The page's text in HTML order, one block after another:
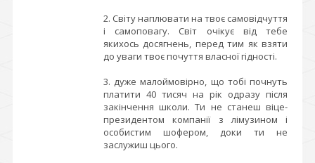
2. Світу наплювати на твоє самовідчуття
і самоповагу. Світ очікує від тебе
якихось досягнень, перед тим як взяти
до уваги твоє почуття власної гідності.
3. дуже малоймовірно, що тобі почнуть
платити 40 тисяч на рік одразу після
закінчення школи. Ти не станеш віце-
президентом компанії з лімузином і
особистим шофером, доки ти не
заслужиш цього.